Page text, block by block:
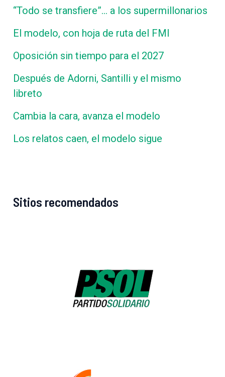
“Todo se transfiere”… a los supermillonarios
El modelo, con hoja de ruta del FMI
Oposición sin tiempo para el 2027
Después de Adorni, Santilli y el mismo
libreto
Cambia la cara, avanza el modelo
Los relatos caen, el modelo sigue
Sitios recomendados